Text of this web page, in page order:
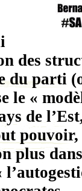
des
du parti
le «
de
pouvoir,
plus